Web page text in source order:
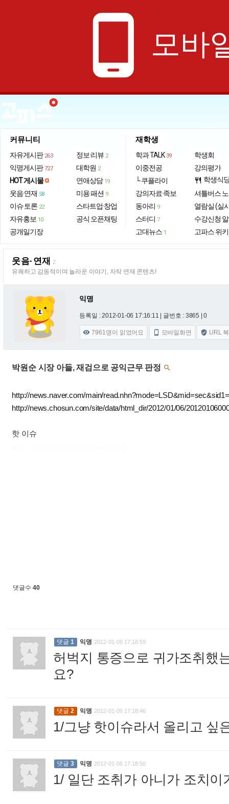
phone_android 모바
커뮤니티
자유게시판 263
익명게시판 727
HOT 게시물
웃음·연재 58
이슈·토론 22
자유홍보 10
공개일기장
정보·리뷰 2
대학원 2
연애상담 19
미용·패션 9
스타트업·창업
공식 오픈채팅
재학생
학과 TALK 39
이중전공
└ 쿠플라이
강의자료·족보
동아리 9
스터디 7
고대뉴스 1
학생회
강의평가
restaurant 학생식
셔틀버스
열람실 (실
수강신청
고파스 위키
웃음·연재 2
유쾌하고 감동적이며 놀라운 이야기, 자작 연재 콘텐츠!
익명
등록일 : 2012-01-06 17:16:11 | 글번호 : 3865 | 0
 7961명이 읽었어요  모바일화면  URL
박원순 시장 아들, 재검으로 공익근무 판정 
http://news.naver.com/main/
http://news.chosun.com/site/data/html_dir/2012/01/06/
핫 이슈
댓글수 40
댓글 1 익명 2012-01-06 17:16:59
허벅지 통증으로 귀가조취했
요?
댓글 2 익명 2012-01-06 17:18:46
1/그냥 핫이슈라서 올리고 싶
댓글 3 익명 2012-01-06 17:18:50
1/ 일단 조취가 아니가 조치이